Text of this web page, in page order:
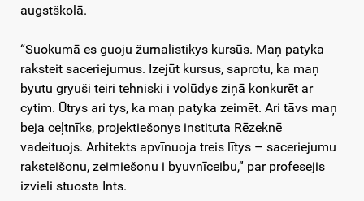
augstškolā.
“Suokumā es guoju žurnalistikys kursūs. Maņ patyka
raksteit saceriejumus. Izejūt kursus, saprotu, ka maņ
byutu gryuši teiri tehniski i volūdys ziņā konkurēt ar
cytim. Ūtrys ari tys, ka maņ patyka zeimēt. Ari tāvs maņ
beja ceļtnīks, projektiešonys instituta Rēzeknē
vadeituojs. Arhitekts apvīnuoja treis lītys – saceriejumu
raksteišonu, zeimiešonu i byuvnīceibu,” par profesejis
izvieli stuosta Ints.